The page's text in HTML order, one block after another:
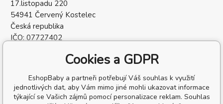
17.listopadu 220
54941 Červený Kostelec
Česká republika
IČO: 07727402
Cookies a GDPR
EshopBaby a partneři potřebují Váš souhlas k využití
jednotlivých dat, aby Vám mimo jiné mohli ukazovat informace
týkající se Vašich zájmů pomocí personalizace reklam. Souhlas